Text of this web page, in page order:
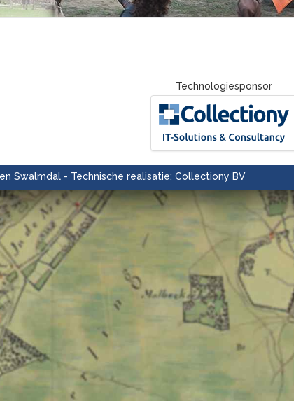
Technologiesponsor
Swalmdal - Technische realisatie: Collectiony BV